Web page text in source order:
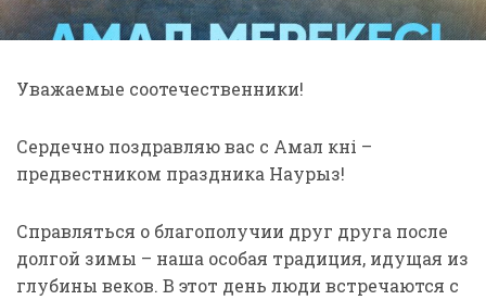
Уважаемые соотечественники!
Сердечно поздравляю вас с Амал күні –
предвестником праздника Наурыз!
Справляться о благополучии друг друга после
долгой зимы – наша особая традиция, идущая из
глубины веков. В этот день люди встречаются с